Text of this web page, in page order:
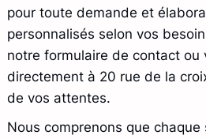
pour toute demande et
personnalisés selon vos
notre formulaire de contact ou
directement à 20 rue de la
de vos attentes.
Nous comprenons que